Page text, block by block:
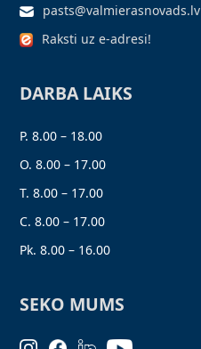
pasts@valmierasnovads.lv
Raksti uz e-adresi!
DARBA LAIKS
P. 8.00 – 18.00
O. 8.00 – 17.00
T. 8.00 – 17.00
C. 8.00 – 17.00
Pk. 8.00 – 16.00
SEKO MUMS